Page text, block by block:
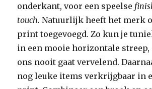
onderkant, voor een speelse
touch.Natuurlijk heeft het merk
print toegevoegd. Zo kun je
in een mooie horizontale streep,
ons nooit gaat vervelend.
nog leuke items verkrijgbaar in